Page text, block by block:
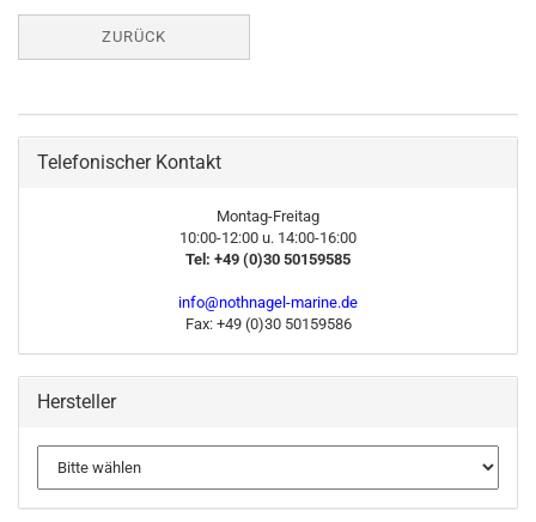
ZURÜCK
Telefonischer Kontakt
Montag-Freitag
10:00-12:00 u. 14:00-16:00
Tel: +49 (0)30 50159585
info@nothnagel-marine.de
Fax: +49 (0)30 50159586
Hersteller